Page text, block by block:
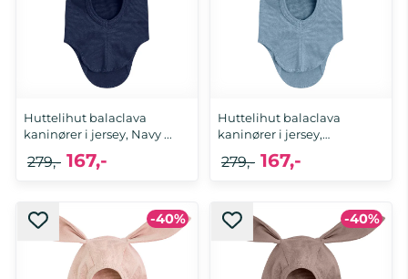
Huttelihut balaclava
kaninører i jersey, Navy ...
6-12 mnd, 1-2 år
167,-
279,-
Huttelihut balaclava
kaninører i jersey,
Windward ...
6-12 mnd, 1-2 år
167,-
279,-
-40% -40%